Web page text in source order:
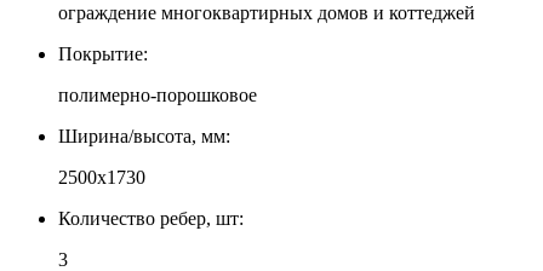
ограждение многоквартирных домов и коттеджей
Покрытие:
полимерно-порошковое
Ширина/высота, мм:
2500x1730
Количество ребер, шт:
3